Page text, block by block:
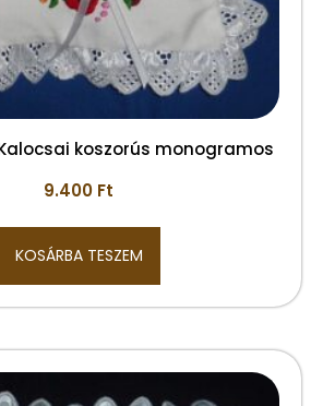
Kalocsai koszorús monogramos
9.400 Ft
KOSÁRBA TESZEM